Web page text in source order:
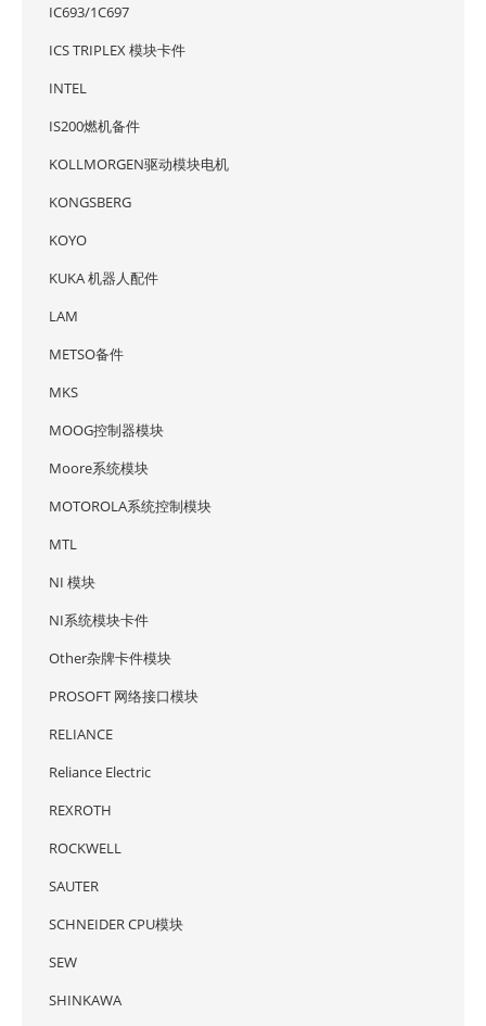
IC693/1C697
ICS TRIPLEX 模块卡件
INTEL
IS200燃机备件
KOLLMORGEN驱动模块电机
KONGSBERG
KOYO
KUKA 机器人配件
LAM
METSO备件
MKS
MOOG控制器模块
Moore系统模块
MOTOROLA系统控制模块
MTL
NI 模块
NI系统模块卡件
Other杂牌卡件模块
PROSOFT 网络接口模块
RELIANCE
Reliance Electric
REXROTH
ROCKWELL
SAUTER
SCHNEIDER CPU模块
SEW
SHINKAWA